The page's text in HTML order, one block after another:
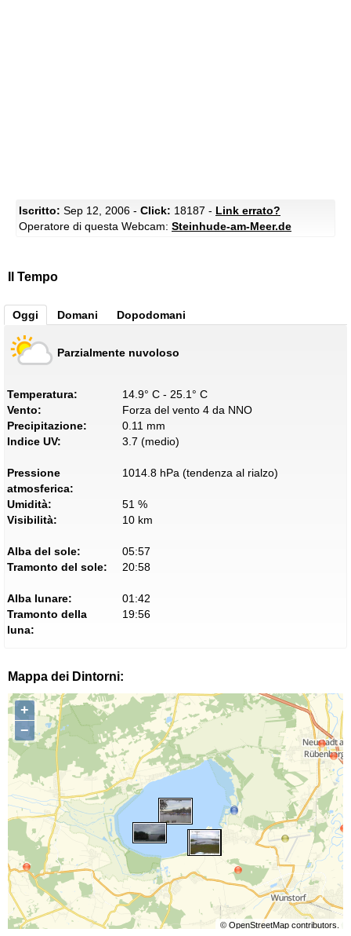
Iscritto: Sep 12, 2006 - Click: 18187 - Link errato?
Operatore di questa Webcam: Steinhude-am-Meer.de
Il Tempo
Oggi Domani Dopodomani
Parzialmente nuvoloso
Temperatura:
14.9° C - 25.1° C
Vento:
Forza del vento 4 da NNO
Precipitazione:
0.11 mm
Indice UV:
3.7 (medio)
Pressione
atmosferica:
1014.8 hPa (tendenza al rialzo)
Umidità:
51 %
Visibilità:
10 km
Alba del sole:
05:57
Tramonto del sole:
20:58
Alba lunare:
01:42
Tramonto della
luna:
19:56
Mappa dei Dintorni:
+
−
© OpenStreetMapcontributors.